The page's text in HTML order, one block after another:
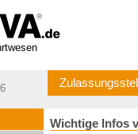
Wichtige Infos